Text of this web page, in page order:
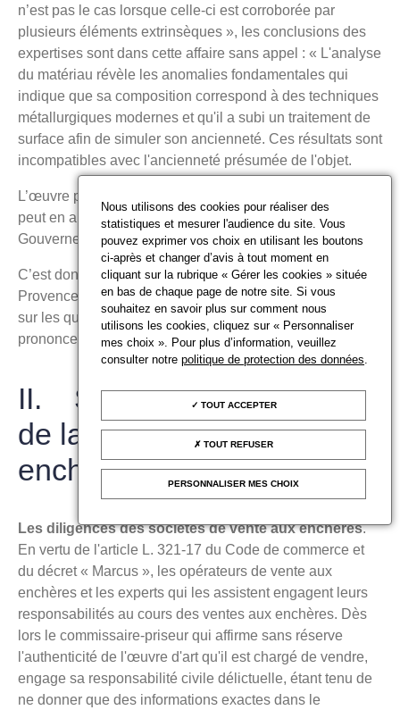
n’est pas le cas lorsque celle-ci est corroborée par
plusieurs éléments extrinsèques », les conclusions des
expertises sont dans cette affaire sans appel : « L'analyse
du matériau révèle les anomalies fondamentales qui
indique que sa composition correspond à des techniques
métallurgiques modernes et qu'il a subi un traitement de
surface afin de simuler son ancienneté. Ces résultats sont
incompatibles avec l'ancienneté présumée de l'objet.
L’œuvre présentée est une falsification récente qui ne
peut en aucun cas avoir été offerte en 1920 au
Gouverneur (…). »
C’est donc naturellement que la cour d’appel d’Aix-en-
Provence juge que l’acquéreur, a été victime d’une erreur
sur les qualités substantielles de l’objet vendu et
prononce l’annulation de la vente.
II. Sur la responsabilité
de la maison de vente aux
enchères
Les diligences des sociétés de vente aux enchères.
En vertu de l'article L. 321-17 du Code de commerce et
du décret « Marcus », les opérateurs de vente aux
enchères et les experts qui les assistent engagent leurs
responsabilités au cours des ventes aux enchères. Dès
lors le commissaire-priseur qui affirme sans réserve
l'authenticité de l'œuvre d'art qu'il est chargé de vendre,
engage sa responsabilité civile délictuelle, étant tenu de
ne donner que des informations exactes dans le
Nous utilisons des cookies pour réaliser des
statistiques et mesurer l'audience du site. Vous
pouvez exprimer vos choix en utilisant les boutons
ci-après et changer d’avis à tout moment en
cliquant sur la rubrique « Gérer les cookies » située
en bas de chaque page de notre site. Si vous
souhaitez en savoir plus sur comment nous
utilisons les cookies, cliquez sur « Personnaliser
mes choix ». Pour plus d’information, veuillez
consulter notrepolitique de protection des données.
TOUT ACCEPTER
TOUT REFUSER
PERSONNALISER MES CHOIX